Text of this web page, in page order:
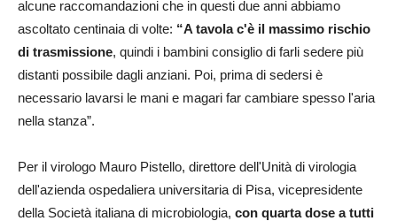
alcune raccomandazioni che in questi due anni abbiamo
ascoltato centinaia di volte: “A tavola c'è il massimo rischio
di trasmissione, quindi i bambini consiglio di farli sedere più
distanti possibile dagli anziani. Poi, prima di sedersi è
necessario lavarsi le mani e magari far cambiare spesso l'aria
nella stanza”.
Per il virologo Mauro Pistello, direttore dell'Unità di virologia
dell'azienda ospedaliera universitaria di Pisa, vicepresidente
della Società italiana di microbiologia, con quarta dose a tutti